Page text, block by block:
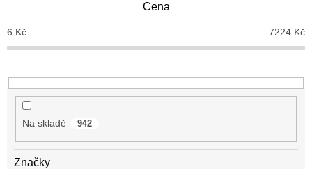
o
d
k
t
Cena
6 Kč 7224 Kč
Na skladě 942
Značky